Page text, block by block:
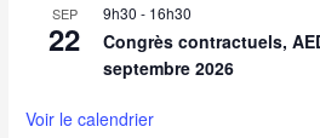
SEP
22
9h30 - 16h30
Congrès contractuels,
septembre 2026
Voir le calendrier